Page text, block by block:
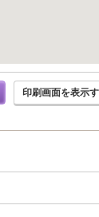
印刷画面を表示